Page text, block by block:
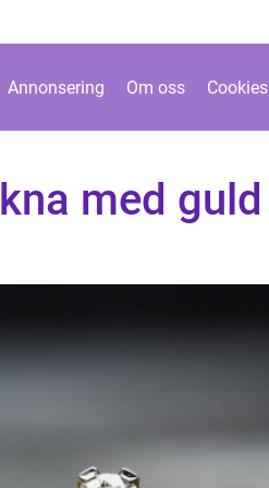
Annonsering Om oss Cookies
med guld